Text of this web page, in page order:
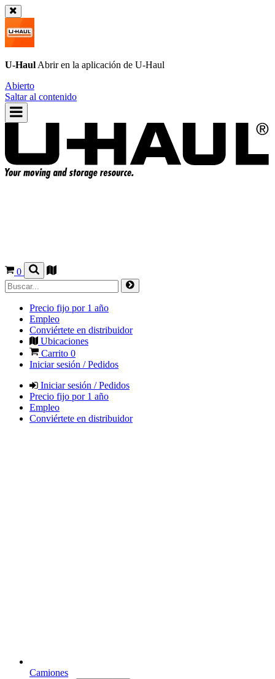
U-Haul Abrir en la aplicación de U-Haul
Abierto
Saltar al contenido
0
Precio fijo por 1 año
Empleo
Conviértete en distribuidor
Ubicaciones
Carrito 0
Iniciar sesión / Pedidos
Iniciar sesión / Pedidos
Precio fijo por 1 año
Empleo
Conviértete en distribuidor
Camiones